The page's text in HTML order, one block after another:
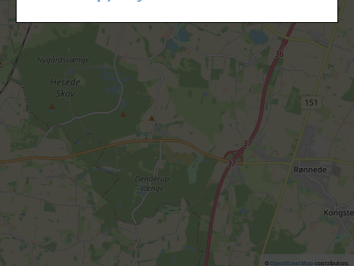
© OpenStreetMapcontributors.